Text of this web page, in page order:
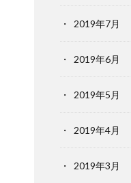
2019年7月
2019年6月
2019年5月
2019年4月
2019年3月